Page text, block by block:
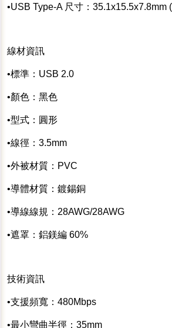
•USB Type-A 尺寸：35.1x15.5x7.8mm
線材資訊
•標準：USB 2.0
•顏色：黑色
•型式：圓形
•線徑：3.5mm
•外被材質：PVC
•導體材質：鍍錫銅
•導線線規：28AWG/28AWG
•遮罩：鋁鎂編 60%
技術資訊
•支援頻寬：480Mbps
•最小彎曲半徑：35mm